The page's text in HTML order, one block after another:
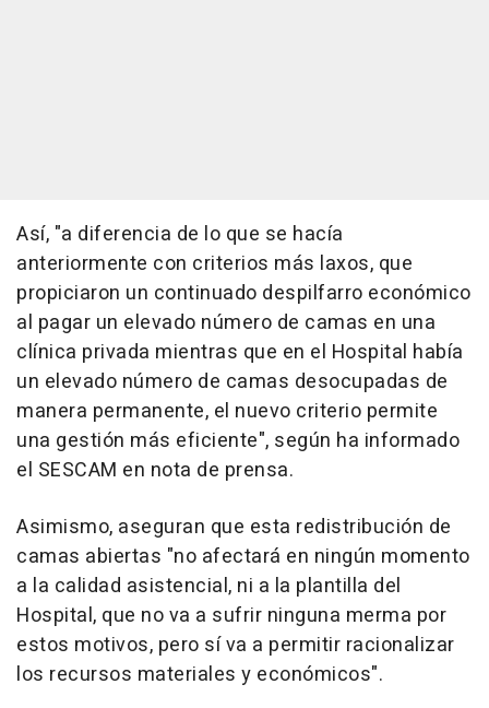
Así, "a diferencia de lo que se hacía
anteriormente con criterios más laxos, que
propiciaron un continuado despilfarro económico
al pagar un elevado número de camas en una
clínica privada mientras que en el Hospital había
un elevado número de camas desocupadas de
manera permanente, el nuevo criterio permite
una gestión más eficiente", según ha informado
el SESCAM en nota de prensa.
Asimismo, aseguran que esta redistribución de
camas abiertas "no afectará en ningún momento
a la calidad asistencial, ni a la plantilla del
Hospital, que no va a sufrir ninguna merma por
estos motivos, pero sí va a permitir racionalizar
los recursos materiales y económicos".